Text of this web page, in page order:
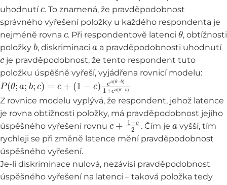
uhodnutí
c
. To znamená, že pravděpodobnost
správného vyřešení položky u každého respondenta je
nejméně rovna
c
. Při respondentově latenci
θ
, obtížnosti
položky
b
, diskriminaci
a
a pravděpodobnosti uhodnutí
c
je pravděpodobnost, že tento respondent tuto
položku úspěšně vyřeší, vyjádřena rovnicí modelu:
P(θ b )=
(1−c a − a(θ b)
Z rovnice modelu vyplývá, že respondent, jehož latence
je rovna obtížnosti položky, má pravděpodobnost jejího
úspěšného vyřešení rovnu
c +1 −c2
. Čím je
a
vyšší, tím
rychleji se při změně latence mění pravděpodobnost
úspěšného vyřešení.
Je-li diskriminace nulová, nezávisí pravděpodobnost
úspěšného vyřešení na latenci – taková položka tedy